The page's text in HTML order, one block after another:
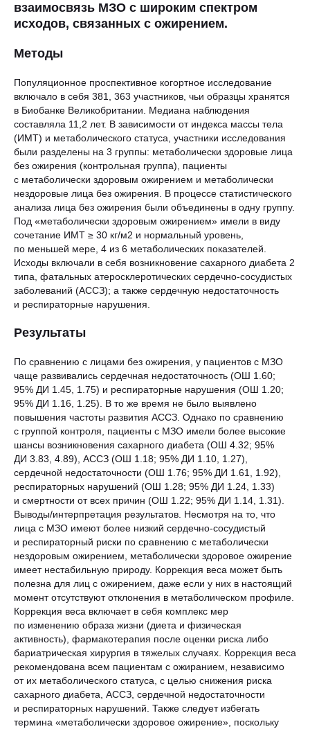
взаимосвязь МЗО с широким спектром
исходов, связанных с ожирением.
Методы
Популяционное проспективное когортное исследование
включало в себя 381, 363 участников, чьи образцы хранятся
в Биобанке Великобритании. Медиана наблюдения
составляла 11,2 лет. В зависимости от индекса массы тела
(ИМТ) и метаболического статуса, участники исследования
были разделены на 3 группы: метаболически здоровые лица
без ожирения (контрольная группа), пациенты
с метаболически здоровым ожирением и метаболически
нездоровые лица без ожирения. В процессе статистического
анализа лица без ожирения были объединены в одну группу.
Под «метаболически здоровым ожирением» имели в виду
сочетание ИМТ ≥ 30 кг/м2 и нормальный уровень,
по меньшей мере, 4 из 6 метаболических показателей.
Исходы включали в себя возникновение сахарного диабета 2
типа, фатальных атеросклеротических сердечно-сосудистых
заболеваний (АССЗ); а также сердечную недостаточность
и респираторные нарушения.
Результаты
По сравнению с лицами без ожирения, у пациентов с МЗО
чаще развивались сердечная недостаточность (ОШ 1.60;
95% ДИ 1.45, 1.75) и респираторные нарушения (ОШ 1.20;
95% ДИ 1.16, 1.25). В то же время не было выявлено
повышения частоты развития АССЗ. Однако по сравнению
с группой контроля, пациенты с МЗО имели более высокие
шансы возникновения сахарного диабета (ОШ 4.32; 95%
ДИ 3.83, 4.89), АССЗ (ОШ 1.18; 95% ДИ 1.10, 1.27),
сердечной недостаточности (ОШ 1.76; 95% ДИ 1.61, 1.92),
респираторных нарушений (ОШ 1.28; 95% ДИ 1.24, 1.33)
и смертности от всех причин (ОШ 1.22; 95% ДИ 1.14, 1.31).
Выводы/интерпретация результатов. Несмотря на то, что
лица с МЗО имеют более низкий сердечно-сосудистый
и респираторный риски по сравнению с метаболически
нездоровым ожирением, метаболически здоровое ожирение
имеет нестабильную природу. Коррекция веса может быть
полезна для лиц с ожирением, даже если у них в настоящий
момент отсутствуют отклонения в метаболическом профиле.
Коррекция веса включает в себя комплекс мер
по изменению образа жизни (диета и физическая
активность), фармакотерапия после оценки риска либо
бариатрическая хирургия в тяжелых случаях. Коррекция веса
рекомендована всем пациентам с ожиранием, независимо
от их метаболического статуса, с целью снижения риска
сахарного диабета, АССЗ, сердечной недостаточности
и респираторных нарушений. Также следует избегать
термина «метаболически здоровое ожирение», поскольку